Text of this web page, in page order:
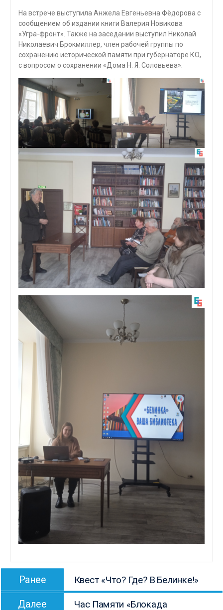
На встрече выступила Анжела Евгеньевна Фёдорова с
сообщением об издании книги Валерия Новикова
«Угра-фронт». Также на заседании выступил Николай
Николаевич Брокмиллер, член рабочей группы по
сохранению исторической памяти при губернаторе КО,
с вопросом о сохранении «Дома Н. Я. Соловьева».
Навигация
записям
Ранее
запись:
Квест «Что? Где? В Белинке!»
Далее Следующая
Час Памяти «Блокада